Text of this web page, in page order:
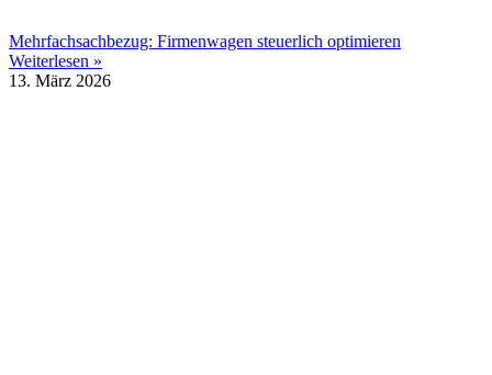
Mehrfachsachbezug: Firmenwagen steuerlich optimieren
Weiterlesen »
13. März 2026